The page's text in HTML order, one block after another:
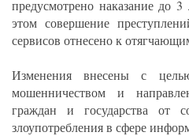
предусмотрено наказание до
этом совершение
сервисов отнесено к
Изменения внесены с
мошенничеством и
граждан и государства от
злоупотребления в сфере